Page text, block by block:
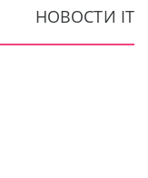
НОВОСТИ IT